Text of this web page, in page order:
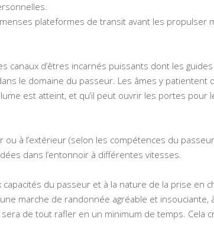
plateformes de transit avant les propulser
canaux d’êtres incarnés puissants dont les
le domaine du passeur. Les âmes y patientent
est atteint, et qu’il peut ouvrir les portes pour
ou à l’extérieur (selon les compétences du
dans l’entonnoir à différentes vitesses.
du passeur et à la nature de la prise en
marche de randonnée agréable et insouciante,
de tout rafler en un minimum de temps. Cela